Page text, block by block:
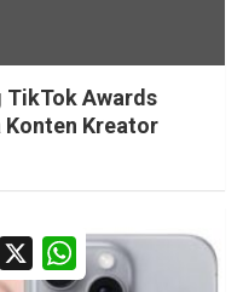
TikTok Awards
Konten Kreator
X
W
a